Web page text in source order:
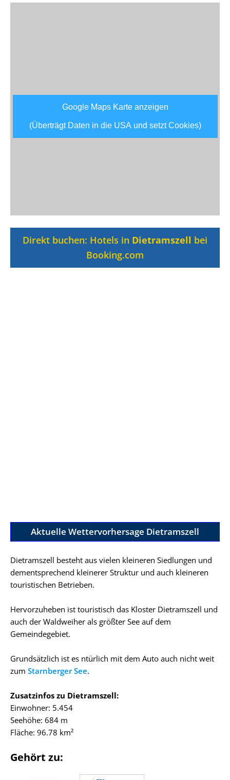
Google Maps Karte anzeigen
(Überträgt Daten in die USA und setzt Cookies)
Direkt buchen: Hotels in Dietramszell bei
Booking.com
Aktuelle Wettervorhersage Dietramszell
Dietramszell besteht aus vielen kleineren Siedlungen und
dementsprechend kleinerer Struktur und auch kleineren
touristischen Betrieben.
Hervorzuheben ist touristisch das Kloster Dietramszell und
auch der Waldweiher als größter See auf dem
Gemeindegebiet.
Grundsätzlich ist es ntürlich mit dem Auto auch nicht weit
zum Starnberger See.
Zusatzinfos zu Dietramszell:
Einwohner: 5.454
Seehöhe: 684 m
Fläche: 96.78 km²
Gehört zu: